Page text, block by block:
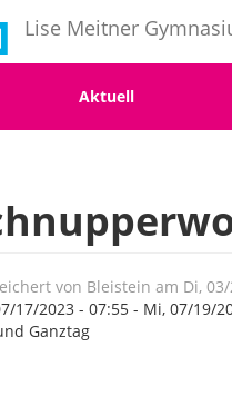
Lise Meitner
Aktuell
von Bleistein am Di,
17/2023 - 07:55 - Mi, 07/19/
Ganztag